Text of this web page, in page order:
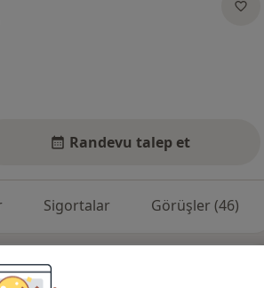
Randevu talep et
Sigortalar Görüşler (46)